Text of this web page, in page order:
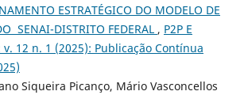
ESTRATÉGICO DO MODELO DE
SENAI-DISTRITO FEDERAL , P2P E
v. 12 n. 1 (2025): Publicação Contínua
Siqueira Picanço, Mário Vasconcellos